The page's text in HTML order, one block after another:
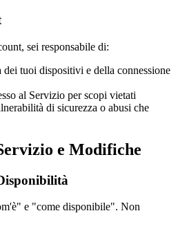
sei responsabile di:
dei tuoi dispositivi e della connessione
al Servizio per scopi vietati
di sicurezza o abusi che
e Modifiche
e "come disponibile". Non